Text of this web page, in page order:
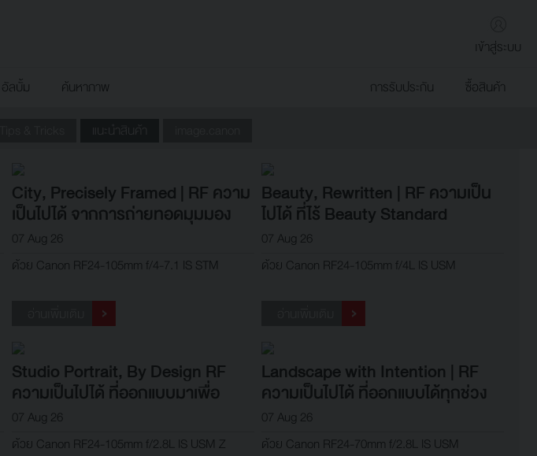
เข้าสู่ระบบ
อัลบั้ม ค้นหาภาพ การรับประกัน ซื้อสินค้า
แนะนำสินค้า
City, Precisely Framed | RF ความ
เป็นไปได้ จากการถ่ายทอดมุมมอง
เมือง
07 Aug 26
ด้วย Canon RF24-105mm f/4-7.1 IS STM
Beauty, Rewritten | RF ความเป็น
ไปได้ ที่ไร้ Beauty Standard
07 Aug 26
ด้วย Canon RF24-105mm f/4L IS USM
Studio Portrait, By Design RF
ความเป็นไปได้ ที่ออกแบบมาเพื่อ
พอร์ตเทรต
07 Aug 26
ด้วย Canon RF24-105mm f/2.8L IS USM Z
Landscape with Intention | RF
ความเป็นไปได้ ที่ออกแบบได้ทุกช่วง
เวลา
07 Aug 26
ด้วย Canon RF24-70mm f/2.8L IS USM